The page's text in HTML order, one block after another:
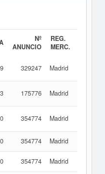
Nº
ANUNCIO
REG.
MERC.
329247 Madrid
175776 Madrid
354774 Madrid
354774 Madrid
354774 Madrid